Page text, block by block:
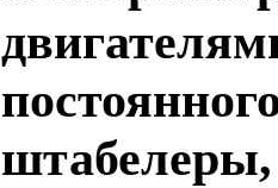
штабелеры,